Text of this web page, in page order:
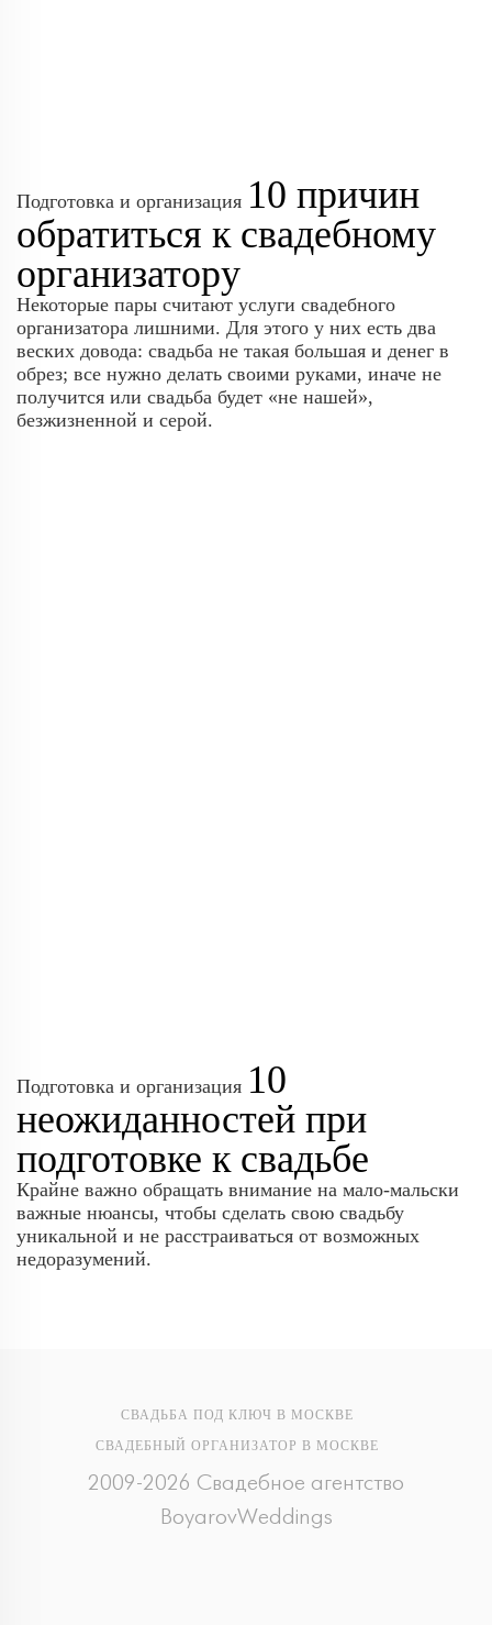
Подготовка и организация 10 причин
обратиться к свадебному
организатору
Некоторые пары считают услуги свадебного
организатора лишними. Для этого у них есть два
веских довода: свадьба не такая большая и денег в
обрез; все нужно делать своими руками, иначе не
получится или свадьба будет «не нашей»,
безжизненной и серой.
Подготовка и организация 10
неожиданностей при
подготовке к свадьбе
Крайне важно обращать внимание на мало-мальски
важные нюансы, чтобы сделать свою свадьбу
уникальной и не расстраиваться от возможных
недоразумений.
СВАДЬБА ПОД КЛЮЧ В МОСКВЕ
СВАДЕБНЫЙ ОРГАНИЗАТОР В МОСКВЕ
2009-2026 Свадебное агентство
BoyarovWeddings